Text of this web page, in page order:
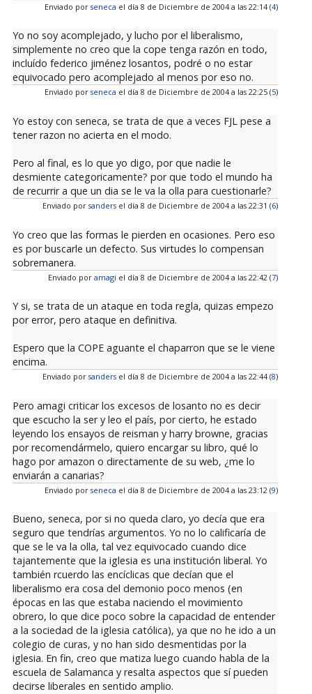
Enviado por seneca el día 8 de Diciembre de 2004 a las 22:14 (4)
Yo no soy acomplejado, y lucho por el liberalismo,
simplemente no creo que la cope tenga razón en todo,
incluído federico jiménez losantos, podré o no estar
equivocado pero acomplejado al menos por eso no.
Enviado por seneca el día 8 de Diciembre de 2004 a las 22:25 (5)
Yo estoy con seneca, se trata de que a veces FJL pese a
tener razon no acierta en el modo.
Pero al final, es lo que yo digo, por que nadie le
desmiente categoricamente? por que todo el mundo ha
de recurrir a que un dia se le va la olla para cuestionarle?
Enviado por sandersel día 8 de Diciembre de 2004 a las 22:31 (6)
Yo creo que las formas le pierden en ocasiones. Pero eso
es por buscarle un defecto. Sus virtudes lo compensan
sobremanera.
Enviado por amagi el día 8 de Diciembre de 2004 a las 22:42 (7)
Y si, se trata de un ataque en toda regla, quizas empezo
por error, pero ataque en definitiva.
Espero que la COPE aguante el chaparron que se le viene
encima.
Enviado por sandersel día 8 de Diciembre de 2004 a las 22:44 (8)
Pero amagi criticar los excesos de losanto no es decir
que escucho la ser y leo el país, por cierto, he estado
leyendo los ensayos de reisman y harry browne, gracias
por recomendármelo, quiero encargar su libro, qué lo
hago por amazon o directamente de su web, ¿me lo
enviarán a canarias?
Enviado por seneca el día 8 de Diciembre de 2004 a las 23:12 (9)
Bueno, seneca, por si no queda claro, yo decía que era
seguro que tendrías argumentos. Yo no lo calificaría de
que se le va la olla, tal vez equivocado cuando dice
tajantemente que la iglesia es una institución liberal. Yo
también rcuerdo las encíclicas que decían que el
liberalismo era cosa del demonio poco menos (en
épocas en las que estaba naciendo el movimiento
obrero, lo que dice poco sobre la capacidad de entender
a la sociedad de la iglesia católica), ya que no he ido a un
colegio de curas, y no han sido desmentidas por la
iglesia. En fin, creo que matiza luego cuando habla de la
escuela de Salamanca y resalta aspectos que sí pueden
decirse liberales en sentido amplio.